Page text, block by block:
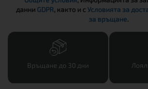
данни GDPR, както и сУсловията за
за връщане.
Връщане до 30 дни